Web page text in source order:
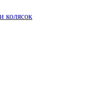
колясок